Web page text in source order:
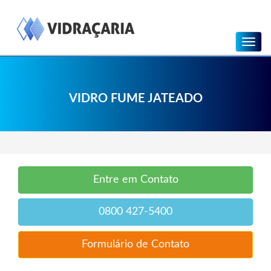
VIDRO FUME JATEADO
Menu
Entre em Contato
0800 427-5400
Formulário de Contato